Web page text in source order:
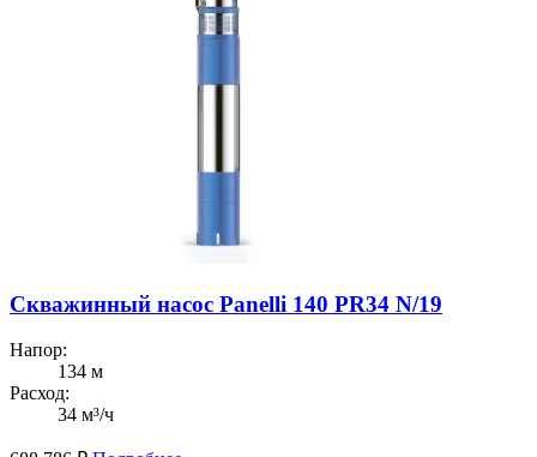
Скважинный насос Panelli 140 PR34 N/19
Напор:
134 м
Расход:
34 м³/ч